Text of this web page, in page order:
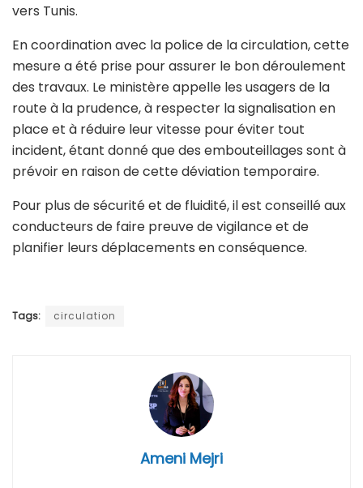
vers Tunis.
En coordination avec la police de la circulation, cette
mesure a été prise pour assurer le bon déroulement
des travaux. Le ministère appelle les usagers de la
route à la prudence, à respecter la signalisation en
place et à réduire leur vitesse pour éviter tout
incident, étant donné que des embouteillages sont à
prévoir en raison de cette déviation temporaire.
Pour plus de sécurité et de fluidité, il est conseillé aux
conducteurs de faire preuve de vigilance et de
planifier leurs déplacements en conséquence.
Tags: circulation
Ameni Mejri